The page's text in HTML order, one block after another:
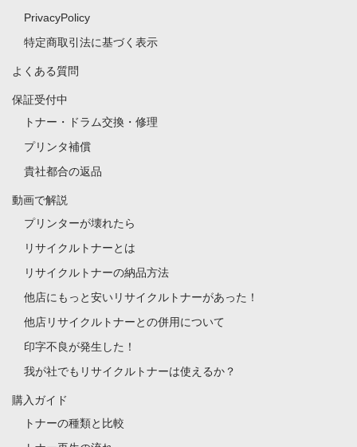
PrivacyPolicy
特定商取引法に基づく表示
よくある質問
保証受付中
トナー・ドラム交換・修理
プリンタ補償
貴社都合の返品
動画で解説
プリンターが壊れたら
リサイクルトナーとは
リサイクルトナーの納品方法
他店にもっと安いリサイクルトナーがあった！
他店リサイクルトナーとの併用について
印字不良が発生した！
我が社でもリサイクルトナーは使えるか？
購入ガイド
トナーの種類と比較